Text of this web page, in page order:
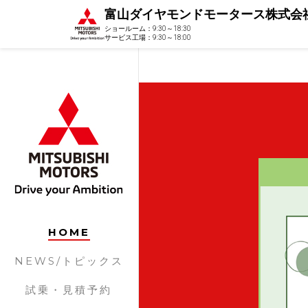
富山ダイヤモンドモータース株式会
ショールーム：9:30～18:30
サービス工場：9:30～18:00
HOME
NEWS/トピックス
試乗・見積予約